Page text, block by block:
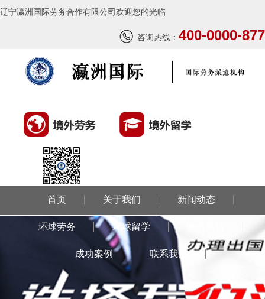
辽宁瀛洲国际劳务合作有限公司欢迎您的光临
咨询热线： 400-0000-877
首页 关于我们 新闻动态
环球劳务 环球留学
成功案例 联系我们